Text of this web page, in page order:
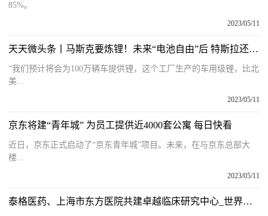
85%。
2023/05/11
天天微头条丨马斯克要炼锂！未来“电池自由”后 特斯拉还会继续降价吗？
“我们预计将会为100万辆车提供锂，这个工厂生产的车用级锂，比北
美...
2023/05/11
京东将建“青年城” 为员工提供近4000套公寓 每日快看
近日，京东正式启动了“京东青年城”项目。未来，在与京东总部大
楼...
2023/05/11
泰格医药、上海市东方医院共建卓越临床研究中心_世界滚动